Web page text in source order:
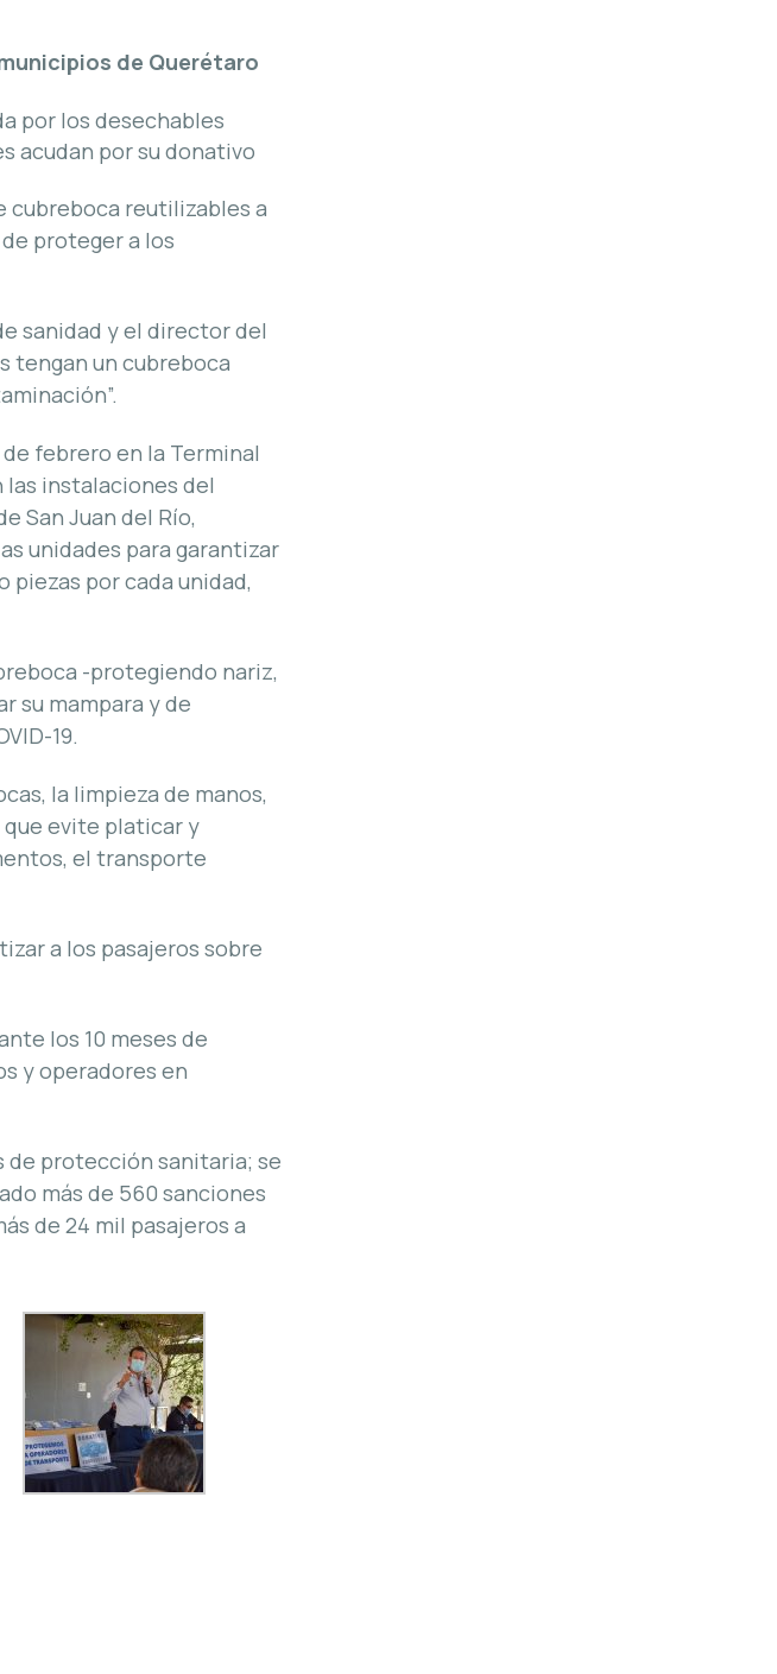
de Querétaro
por los desechables
acudan por su donativo
cubreboca reutilizables a
proteger a los
sanidad y el director del
tengan un cubreboca
febrero en la Terminal
las instalaciones del
San Juan del Río,
unidades para garantizar
piezas por cada unidad,
-protegiendo nariz,
su mampara y de
19.
la limpieza de manos,
evite platicar y
el transporte
a los pasajeros sobre
los 10 meses de
y operadores en
de protección sanitaria; se
más de 560 sanciones
de 24 mil pasajeros a